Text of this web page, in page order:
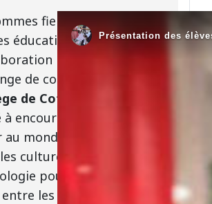
fiers de soutenir ces
éducatives qui favorisent
internationale et
de connaissances. Le
de Cote-Plage
encourager ses élèves à
monde, à découvrir de
cultures et à utiliser la
pour renforcer les
les communautés